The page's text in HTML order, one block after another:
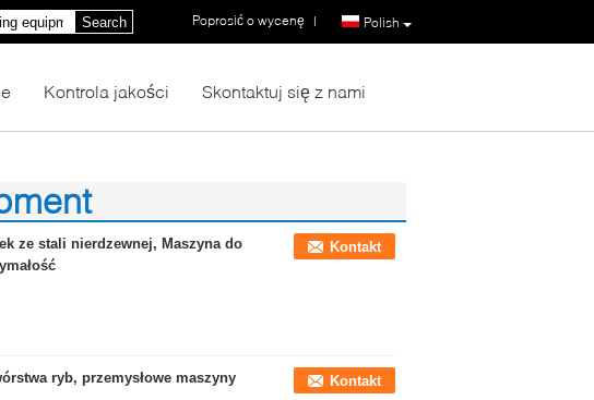
Polish
Poprosić o wycenę |
Search
Kontrola jakości Skontaktuj się z nami
ze stali nierdzewnej, Maszyna do
Kontakt
ryb, przemysłowe maszyny
Kontakt